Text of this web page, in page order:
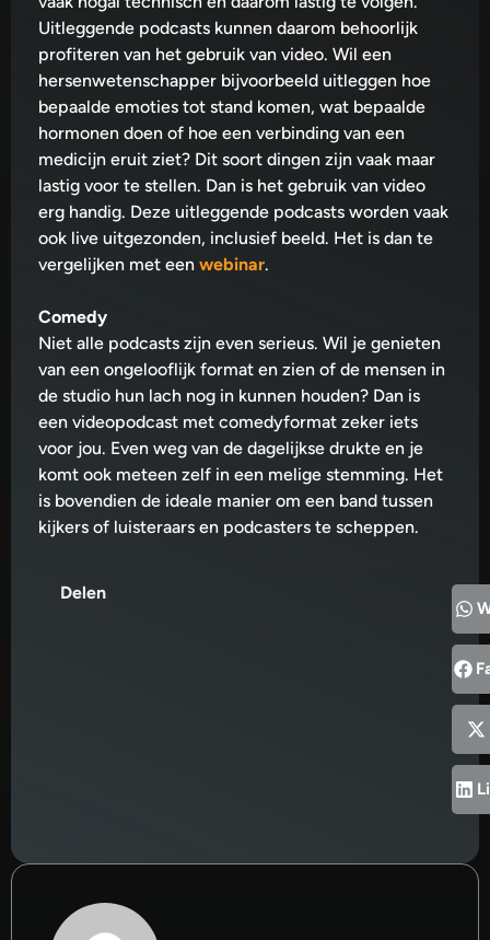
Uitleggende podcasts kunnen daarom behoorlijk
profiteren van het gebruik van video. Wil een
hersenwetenschapper bijvoorbeeld uitleggen hoe
bepaalde emoties tot stand komen, wat bepaalde
hormonen doen of hoe een verbinding van een
medicijn eruit ziet? Dit soort dingen zijn vaak maar
lastig voor te stellen. Dan is het gebruik van video
erg handig. Deze uitleggende podcasts worden vaak
ook live uitgezonden, inclusief beeld. Het is dan te
vergelijken met een webinar.
Comedy
Niet alle podcasts zijn even serieus. Wil je genieten
van een ongelooflijk format en zien of de mensen in
de studio hun lach nog in kunnen houden? Dan is
een videopodcast met comedyformat zeker iets
voor jou. Even weg van de dagelijkse drukte en je
komt ook meteen zelf in een melige stemming. Het
is bovendien de ideale manier om een band tussen
kijkers of luisteraars en podcasters te scheppen.
Delen